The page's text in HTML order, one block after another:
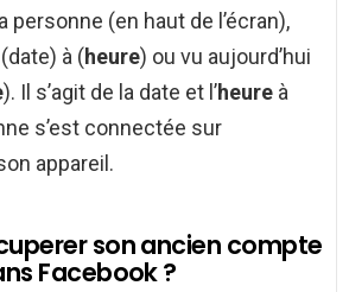
personne (en haut de l’écran),
à (heure) ou vu aujourd’hui
). Il s’agit de la date et l’heure à
s’est connectée sur
appareil.
son ancien compte
Facebook ?